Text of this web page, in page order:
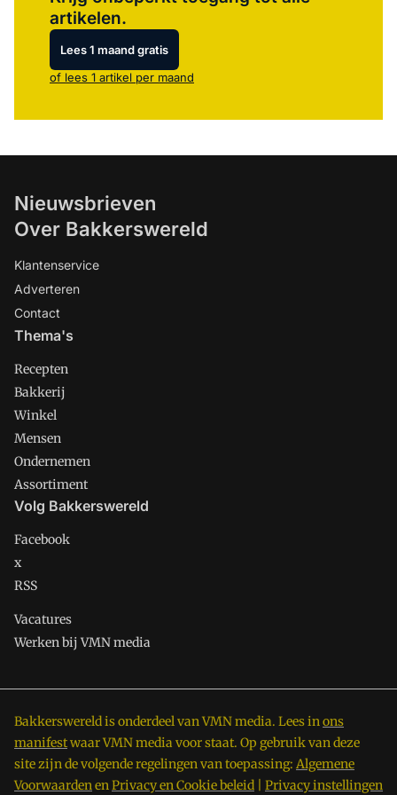
artikelen.
Lees 1 maand gratis
of lees 1 artikel per maand
Nieuwsbrieven
Over Bakkerswereld
Klantenservice
Adverteren
Contact
Thema's
Recepten
Bakkerij
Winkel
Mensen
Ondernemen
Assortiment
Volg Bakkerswereld
Facebook
x
RSS
Vacatures
Werken bij VMN media
Bakkerswereld is onderdeel van VMN media. Lees inons
manifestwaar VMN media voor staat. Op gebruik van deze
site zijn de volgende regelingen van toepassing: Algemene
VoorwaardenenPrivacy en Cookie beleid Privacy instellingen